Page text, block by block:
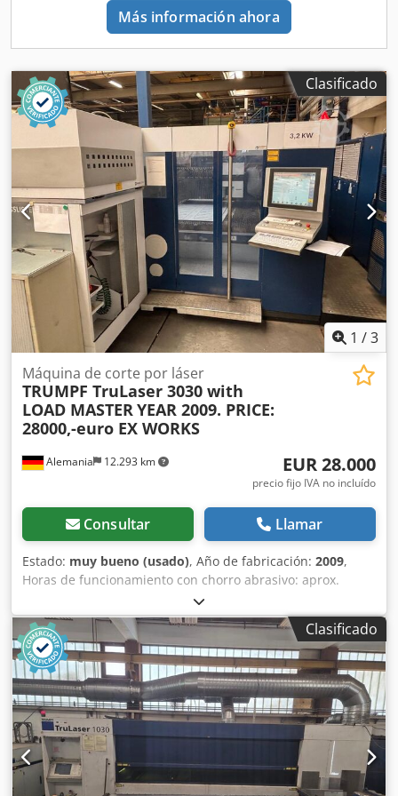
Más información ahora
Clasificado
1 /3
Alemania 12.293 km
Máquina de corte por láser
TRUMPF TruLaser 3030 with
LOAD MASTERYEAR 2009. PRICE:
28000,-euro EX WORKS
EUR 28.000
precio fijo IVA no incluído
Consultar Llamar
Estado: muy bueno (usado), Año de fabricación: 2009,
Horas de funcionamiento con chorro abrasivo: aprox.
17 600 horas Horas de funcionamiento con láser: aprox.
45 500 horas Codpozcvx Tjfx Acyorf Incluye Loadmaster.
Clasificado